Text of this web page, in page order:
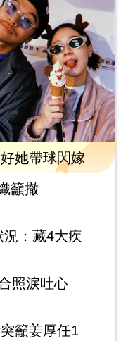
她帶球閃嫁
籲撤
：藏4大疾
照淚吐心
籲姜厚任1